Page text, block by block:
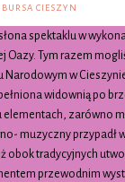
BURSA CIESZYN
spektaklu w
Oazy. Tym razem
Narodowym w
widownią po
elementach, zarówno
muzyczny przypadł
obok tradycyjnych
przewodnim